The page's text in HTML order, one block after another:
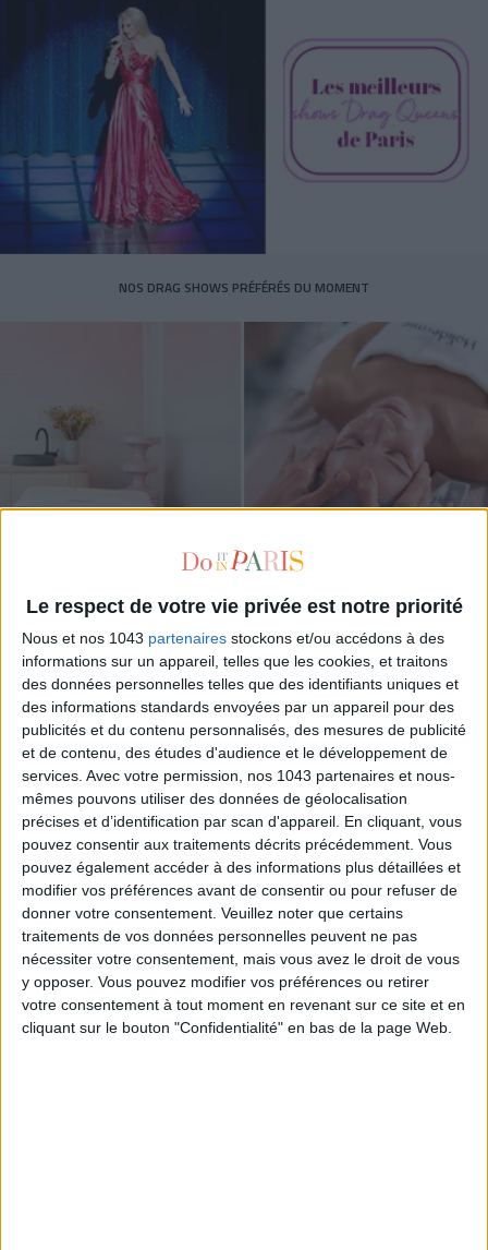
Le respect de votre vie privée est notre priorité
Nous et nos 1043 partenaires stockons et/ou accédons à des
informations sur un appareil, telles que les cookies, et traitons
des données personnelles telles que des identifiants uniques et
des informations standards envoyées par un appareil pour des
publicités et du contenu personnalisés, des mesures de publicité
et de contenu, des études d'audience et le développement de
services. Avec votre permission, nos 1043 partenaires et nous-
mêmes pouvons utiliser des données de géolocalisation
précises et d’identification par scan d'appareil. En cliquant, vous
pouvez consentir aux traitements décrits précédemment. Vous
pouvez également accéder à des informations plus détaillées et
modifier vos préférences avant de consentir ou pour refuser de
donner votre consentement. Veuillez noter que certains
traitements de vos données personnelles peuvent ne pas
nécessiter votre consentement, mais vous avez le droit de vous
y opposer. Vous pouvez modifier vos préférences ou retirer
votre consentement à tout moment en revenant sur ce site et en
cliquant sur le bouton "Confidentialité" en bas de la page Web.
NOS DRAG SHOWS PRÉFÉRÉS DU MOMENT
RAFLEZ UN SOIN CANON CHEZ HOLIDERMIE
LE POP-UP MODE LE PLUS FÉERIQUE DE L’HIVER